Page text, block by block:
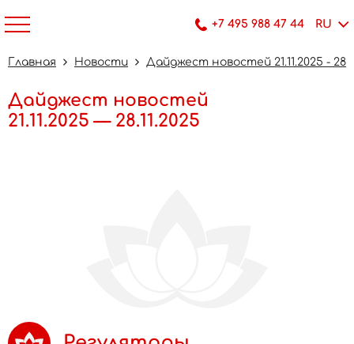
+7 495 988 47 44 RU
Главная Новости Дайджест новостей 21.11.2025 -
Дайджест новостей
21.11.2025 — 28.11.2025